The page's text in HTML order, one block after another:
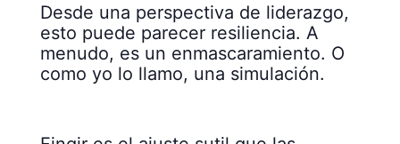
Desde una perspectiva de liderazgo,
esto puede parecer resiliencia. A
menudo, es un enmascaramiento. O
como yo lo llamo, una simulación.